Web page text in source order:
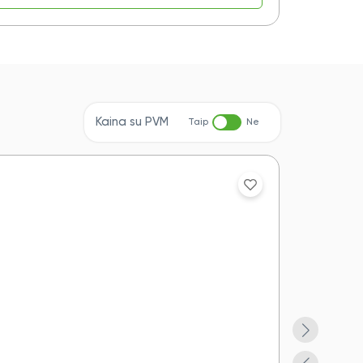
Kaina su PVM Taip Ne